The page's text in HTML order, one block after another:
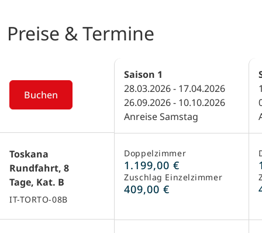
Preise & Termine
Buchen
Toskana
Rundfahrt, 8
Tage, Kat. B
IT-TORTO-08B
Saison 1
28.03.2026 - 17.04.2026
26.09.2026 - 10.10.2026
Anreise Samstag
Doppelzimmer
1.199,00 €
Zuschlag Einzelzimmer
409,00 €